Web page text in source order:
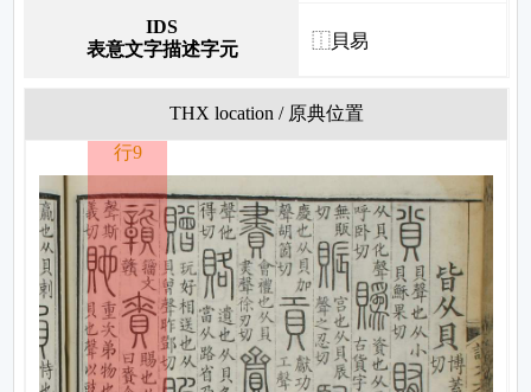
IDS
表意文字描述字元
⿰貝易
THX location / 原典位置
行9